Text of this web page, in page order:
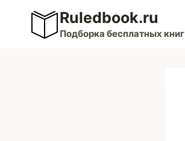
Перейти
содержимому
Ruledbook.ru
Подборка бесплатных книг